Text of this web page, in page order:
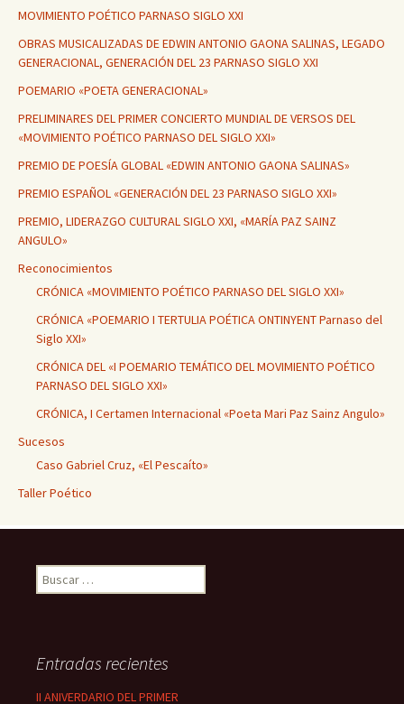
MOVIMIENTO POÉTICO PARNASO SIGLO XXI
OBRAS MUSICALIZADAS DE EDWIN ANTONIO GAONA SALINAS, LEGADO
GENERACIONAL, GENERACIÓN DEL 23 PARNASO SIGLO XXI
POEMARIO «POETA GENERACIONAL»
PRELIMINARES DEL PRIMER CONCIERTO MUNDIAL DE VERSOS DEL
«MOVIMIENTO POÉTICO PARNASO DEL SIGLO XXI»
PREMIO DE POESÍA GLOBAL «EDWIN ANTONIO GAONA SALINAS»
PREMIO ESPAÑOL «GENERACIÓN DEL 23 PARNASO SIGLO XXI»
PREMIO, LIDERAZGO CULTURAL SIGLO XXI, «MARÍA PAZ SAINZ
ANGULO»
Reconocimientos
CRÓNICA «MOVIMIENTO POÉTICO PARNASO DEL SIGLO XXI»
CRÓNICA «POEMARIO I TERTULIA POÉTICA ONTINYENT Parnaso del
Siglo XXI»
CRÓNICA DEL «I POEMARIO TEMÁTICO DEL MOVIMIENTO POÉTICO
PARNASO DEL SIGLO XXI»
CRÓNICA, I Certamen Internacional «Poeta Mari Paz Sainz Angulo»
Sucesos
Caso Gabriel Cruz, «El Pescaíto»
Taller Poético
Buscar:
Entradas recientes
II ANIVERDARIO DEL PRIMER